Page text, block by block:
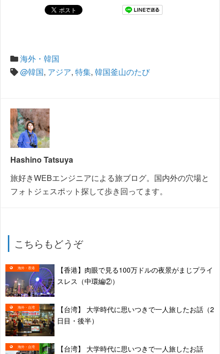
海外・韓国
@韓国, アジア, 特集, 韓国釜山のたび
Hashino Tatsuya
旅好きWEBエンジニアによる旅ブログ。国内外の穴場と
フォトジェスポット探して歩き回ってます。
こちらもどうぞ
海外・香港
【香港】肉眼で見る100万ドルの夜景がまじプライ
スレス（中環編②）
海外・台湾
【台湾】 大学時代に思いつきで一人旅したお話（2
日目・後半）
海外・台湾
【台湾】 大学時代に思いつきで一人旅したお話